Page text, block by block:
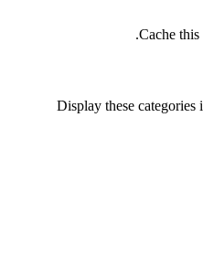
Cache this
Display these